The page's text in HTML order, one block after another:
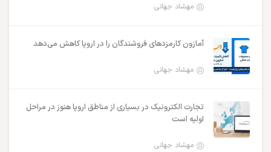
مهشاد جهانی
آمازون کارمزدهای فروشندگان را در اروپا کاهش می‌دهد
مهشاد جهانی
تجارت الکترونیک در بسیاری از مناطق اروپا هنوز در مراحل
اولیه است
مهشاد جهانی